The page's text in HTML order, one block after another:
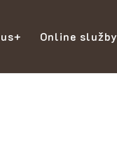
Online služby